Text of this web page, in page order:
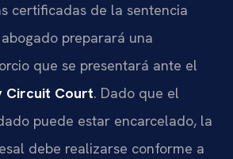
certificadas de la sentencia
preparará una
que se presentará ante el
Circuit Court. Dado que el
puede estar encarcelado, la
debe realizarse conforme a